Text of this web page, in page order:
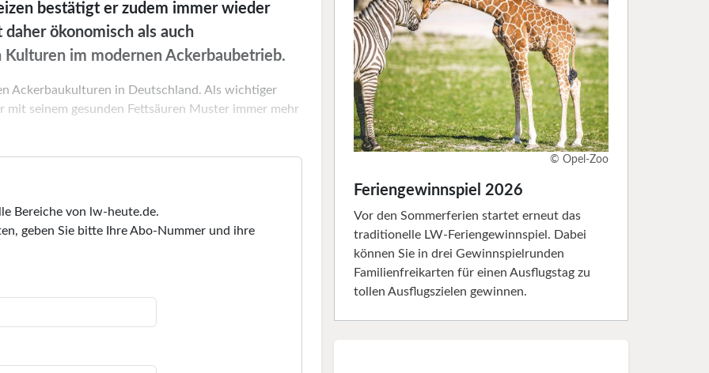
bestätigt er zudem immer wieder
ökonomisch als auch
im modernen Ackerbaubetrieb.
Ackerbaukulturen in Deutschland. Als wichtiger
seinem gesunden Fettsäuren Muster immer mehr
Bereiche von lw-heute.de.
geben Sie bitte Ihre Abo-Nummer und ihre
© Opel-Zoo
Feriengewinnspiel 2026
Vor den Sommerferien startet erneut das
traditionelle LW-Feriengewinnspiel. Dabei
können Sie in drei Gewinnspielrunden
Familienfreikarten für einen Ausflugstag zu
tollen Ausflugszielen gewinnen.